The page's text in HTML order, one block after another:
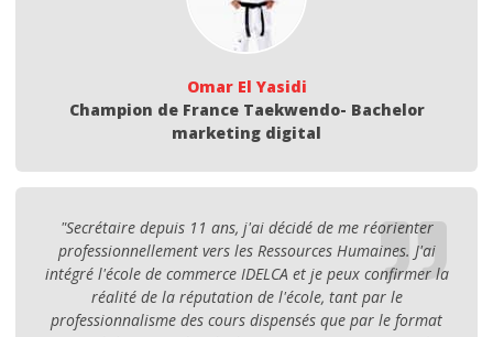
Omar El Yasidi
Champion de France Taekwendo- Bachelor
marketing digital
"Secrétaire depuis 11 ans, j'ai décidé de me réorienter
professionnellement vers les Ressources Humaines. J'ai
intégré l'école de commerce IDELCA et je peux confirmer la
réalité de la réputation de l'école, tant par le
professionnalisme des cours dispensés que par le format